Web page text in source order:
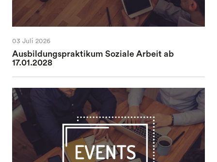
03 Juli 2026
Ausbildungspraktikum Soziale Arbeit ab
17.01.2028